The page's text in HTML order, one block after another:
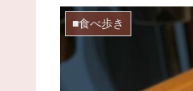
■食べ歩き